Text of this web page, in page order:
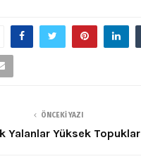
ÖNCEKI YAZI
Yalanlar Yüksek Topuklar